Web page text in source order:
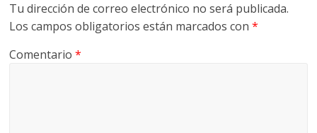
Tu dirección de correo electrónico no será publicada.
Los campos obligatorios están marcados con*
Comentario*